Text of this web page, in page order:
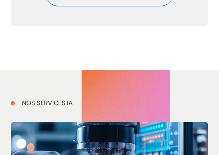
NOS SERVICES IA